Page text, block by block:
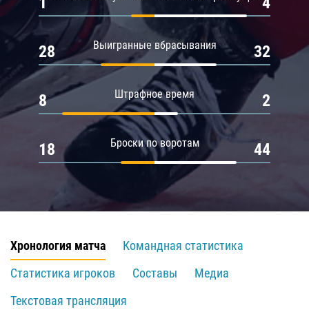
Выигранные вбрасывания
28 32
Штрафное время
8 2
Броски по воротам
18 44
Хронология матча
Командная статистика
Статистика игроков
Составы
Медиа
Текстовая трансляция